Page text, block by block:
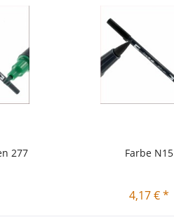
277 Farbe N15
4,17 € *